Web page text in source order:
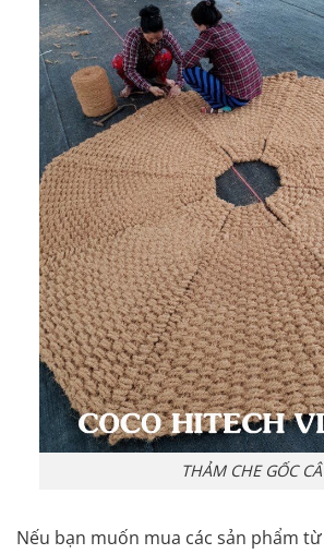
THẢM CHE GỐC
Nếu bạn muốn mua các sản phẩm